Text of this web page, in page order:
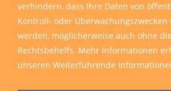
verhindern, dass Ihre Daten von
Kontroll- oder
werden, möglicherweise auch ohne
Rechtsbehelfs. Mehr Informationen
unseren Weiterführende